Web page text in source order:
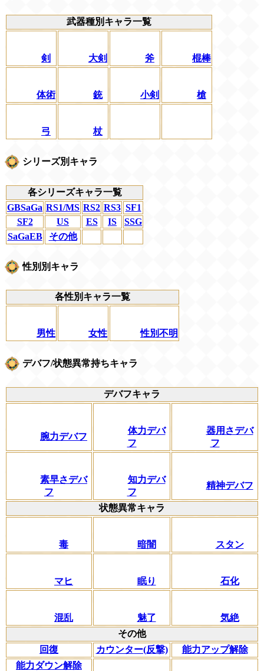
武器種別キャラ一覧
剣 大剣 斧 棍棒
体術 銃 小剣 槍
弓 杖
シリーズ別キャラ
各シリーズキャラ一覧
GBSaGa RS1/MS RS2 RS3 SF1
SF2
US ES IS
SSG
SaGaEB
その他
性別別キャラ
各性別キャラ一覧
男性 女性 性別不明
デバフ/状態異常持ちキャラ
デバフキャラ
腕力デバフ
体力デバ
フ
器用さデバ
フ
素早さデバ
フ
知力デバ
フ
精神デバフ
状態異常キャラ
毒 暗闇 スタン
マヒ 眠り 石化
混乱 魅了
気絶
その他
回復
カウンター(反撃)
能力アップ解除
能力ダウン解除